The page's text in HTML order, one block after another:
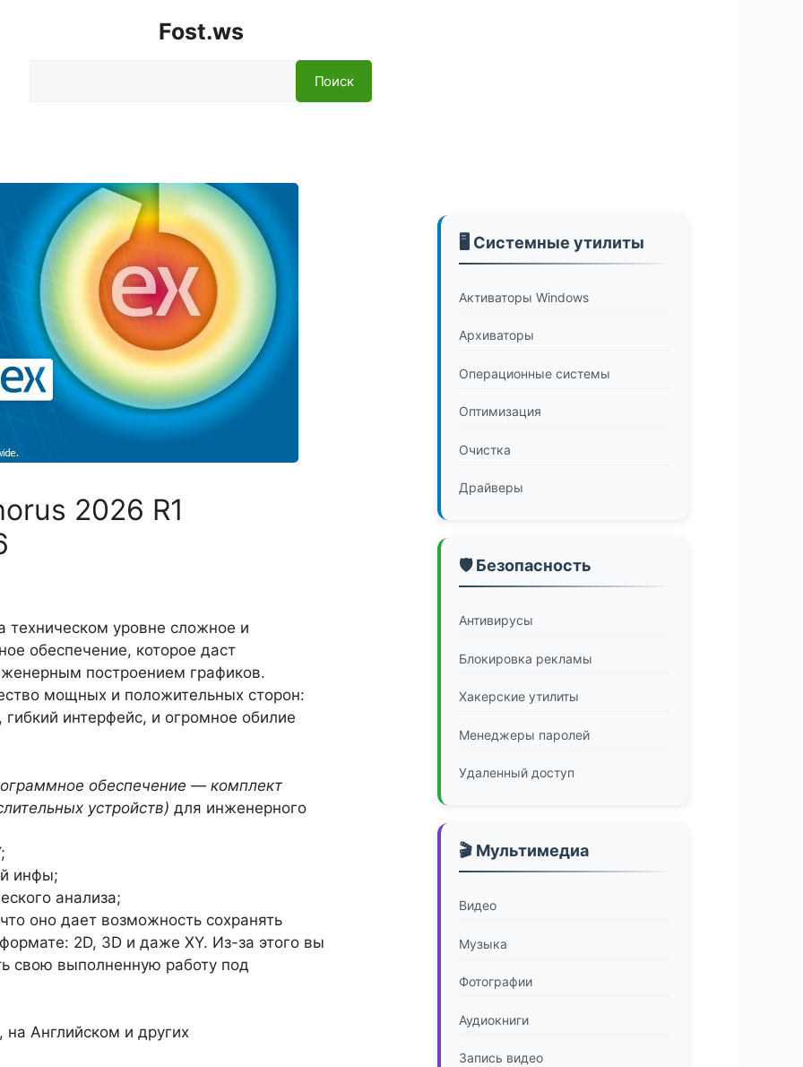
Fost.ws
Поиск
2026 R1
техническом уровне сложное и
обеспечение, которое даст
построением графиков.
мощных и положительных сторон:
интерфейс, и огромное обилие
обеспечение — комплект
устройств) для инженерного
инфы;
анализа;
оно дает возможность сохранять
2D, 3D и даже XY. Из-за этого вы
свою выполненную работу под
Английском и других
🖥️ Системные утилиты
Активаторы Windows
Архиваторы
Операционные системы
Оптимизация
Очистка
Драйверы
🛡️ Безопасность
Антивирусы
Блокировка рекламы
Хакерские утилиты
Менеджеры паролей
Удаленный доступ
🎬 Мультимедиа
Видео
Музыка
Фотографии
Аудиокниги
Запись видео